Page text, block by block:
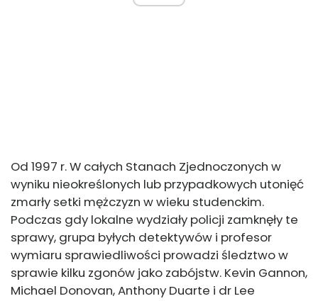
Od 1997 r. W całych Stanach Zjednoczonych w
wyniku nieokreślonych lub przypadkowych utonięć
zmarły setki mężczyzn w wieku studenckim.
Podczas gdy lokalne wydziały policji zamknęły te
sprawy, grupa byłych detektywów i profesor
wymiaru sprawiedliwości prowadzi śledztwo w
sprawie kilku zgonów jako zabójstw. Kevin Gannon,
Michael Donovan, Anthony Duarte i dr Lee